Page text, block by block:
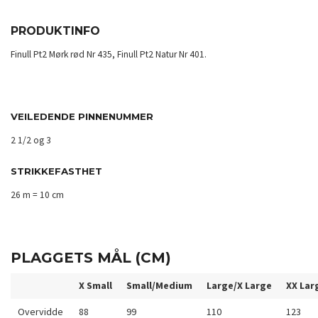
PRODUKTINFO
Finull Pt2 Mørk rød Nr 435, Finull Pt2 Natur Nr 401.
VEILEDENDE PINNENUMMER
2 1/2 og 3
STRIKKEFASTHET
26 m = 10 cm
PLAGGETS MÅL (CM)
X Small Small/Medium Large/X Large XX
Overvidde 88 99 110 123